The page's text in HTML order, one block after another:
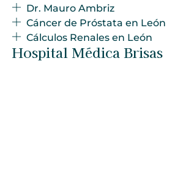
Dr. Mauro Ambriz
Cáncer de Próstata en León
Cálculos Renales en León
Hospital Médica Brisas